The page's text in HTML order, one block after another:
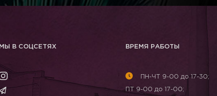
В СОЦСЕТЯХ ВРЕМЯ РАБОТЫ
ПН-ЧТ 9-00 до 17-30;
ПТ 9-00 до 17-00;